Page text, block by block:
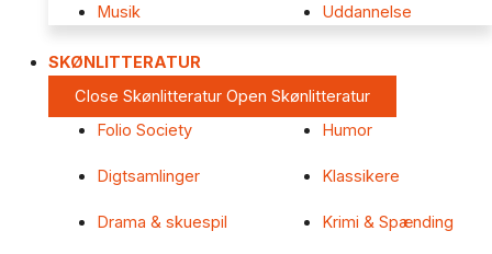
Musik
Uddannelse
SKØNLITTERATUR
Close Skønlitteratur Open Skønlitteratur
Folio Society
Digtsamlinger
Drama & skuespil
Humor
Klassikere
Krimi & Spænding